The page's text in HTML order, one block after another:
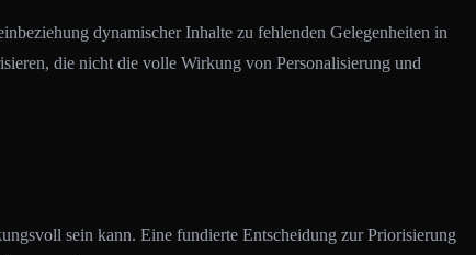
dynamischer Inhalte zu fehlenden Gelegenheiten in
die nicht die volle Wirkung von Personalisierung und
sein kann. Eine fundierte Entscheidung zur Priorisierung